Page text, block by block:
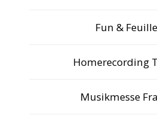
Fun &
Homerecording
Musikmesse